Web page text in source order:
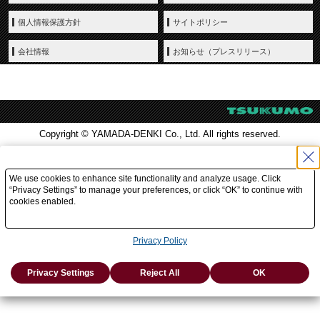
個人情報保護方針 サイトポリシー
会社情報 お知らせ（プレスリリース）
Copyright © YAMADA-DENKI Co., Ltd. All rights reserved.
We use cookies to enhance site functionality and analyze usage. Click
“Privacy Settings” to manage your preferences, or click “OK” to continue with
cookies enabled.
Privacy Policy
Privacy Settings Reject All OK